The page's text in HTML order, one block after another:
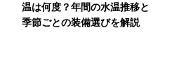
温は何度？年間の水温推移と
季節ごとの装備選びを解説